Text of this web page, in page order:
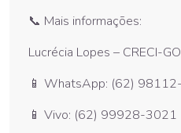
📞 Mais informações:
Lucrécia Lopes – CRECI-
📱 WhatsApp: (62)
📱 Vivo: (62) 99928-3021